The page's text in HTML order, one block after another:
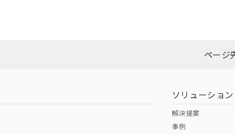
ダウンロードはこちら
（日本
ページ
ソリューション
解決提案
事例